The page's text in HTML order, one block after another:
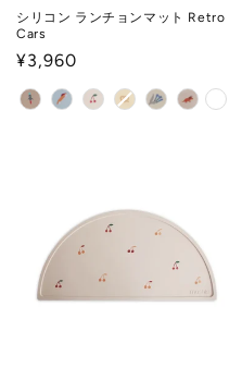
シリコン ランチョンマット Retro
Cars
通
常
価
¥3,960